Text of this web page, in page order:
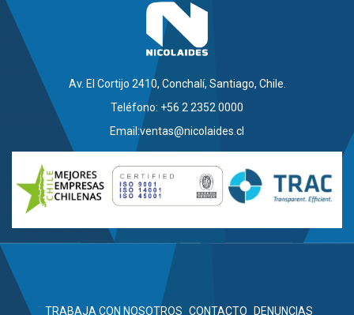
Av. El Cortijo 2410, Conchalí, Santiago, Chile.
Teléfono: +56 2 2352 0000
Email:ventas@nicolaides.cl
TRABAJA CON NOSOTROS CONTACTO DENUNCIAS